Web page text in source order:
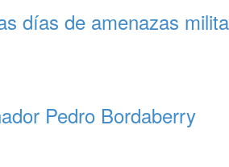
días de amenazas
Pedro Bordaberry